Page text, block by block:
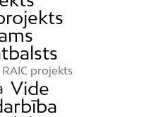
RAIC projekts
Vide